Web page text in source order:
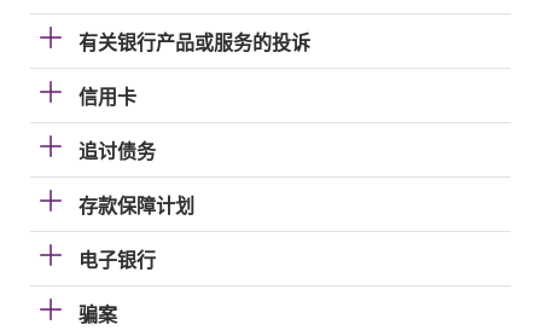
有关银行产品或服务的投诉
信用卡
追讨债务
存款保障计划
电子银行
骗案